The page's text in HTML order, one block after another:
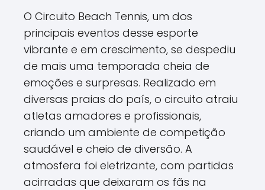
O Circuito Beach Tennis, um dos
principais eventos desse esporte
vibrante e em crescimento, se despediu
de mais uma temporada cheia de
emoções e surpresas. Realizado em
diversas praias do país, o circuito atraiu
atletas amadores e profissionais,
criando um ambiente de competição
saudável e cheio de diversão. A
atmosfera foi eletrizante, com partidas
acirradas que deixaram os fãs na